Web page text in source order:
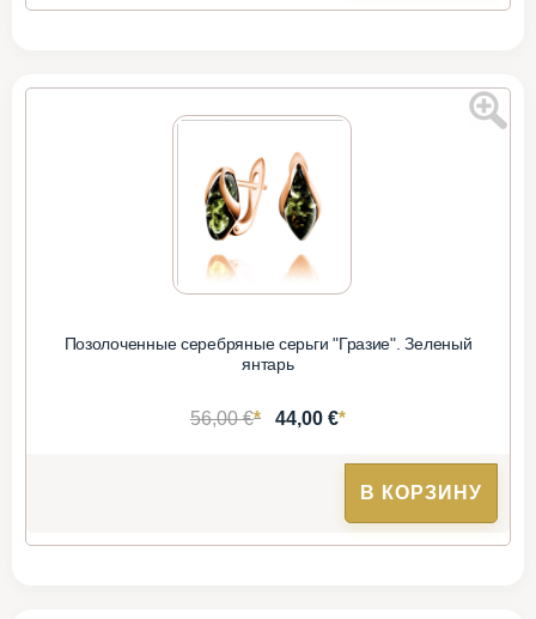
Позолоченные серебряные серьги "Гразие". Зеленый
янтарь
56,00 €* 44,00 €*
В КОРЗИНУ